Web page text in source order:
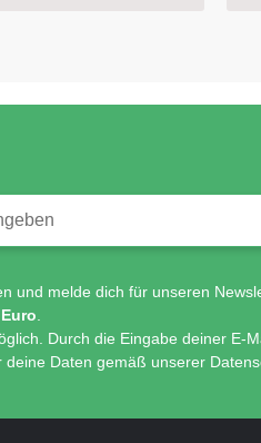
und melde dich für unseren
Durch die Eingabe deiner E-
Daten gemäß unserer